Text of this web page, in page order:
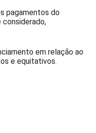
pagamentos do
em relação ao
e equitativos.